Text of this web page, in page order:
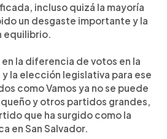
incluso quizá la mayoría
un desgaste importante y la
equilibrio.
la diferencia de votos en la
la elección legislativa para ese
como Vamos ya no se puede
y otros partidos grandes,
que ha surgido como la
en San Salvador.